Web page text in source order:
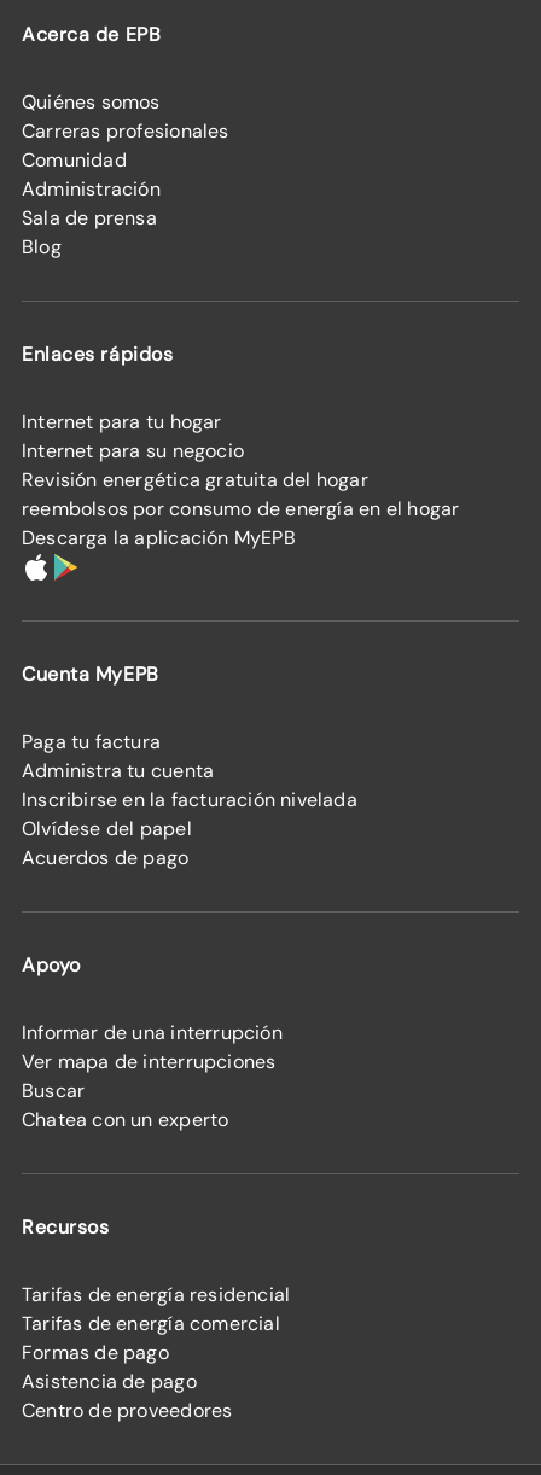
Acerca de EPB
Quiénes somos
Carreras profesionales
Comunidad
Administración
Sala de prensa
Blog
Enlaces rápidos
Internet para tu hogar
Internet para su negocio
Revisión energética gratuita del hogar
reembolsos por consumo de energía en el hogar
Descarga la aplicación MyEPB
Cuenta MyEPB
Paga tu factura
Administra tu cuenta
Inscribirse en la facturación nivelada
Olvídese del papel
Acuerdos de pago
Apoyo
Informar de una interrupción
Ver mapa de interrupciones
Buscar
Chatea con un experto
Recursos
Tarifas de energía residencial
Tarifas de energía comercial
Formas de pago
Asistencia de pago
Centro de proveedores